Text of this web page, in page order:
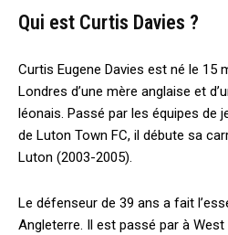
Qui est Curtis Davies ?
Curtis Eugene Davies est né le 15
Londres d’une mère anglaise et
léonais. Passé par les équipes de
de Luton Town FC, il débute sa
Luton (2003-2005).
Le défenseur de 39 ans a fait
Angleterre. Il est passé par à